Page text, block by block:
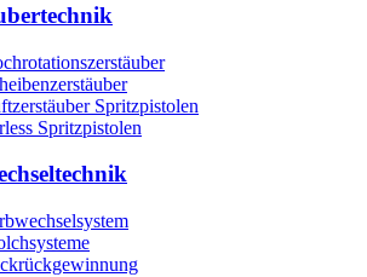
Spritzpistolen
Spritzpistolen